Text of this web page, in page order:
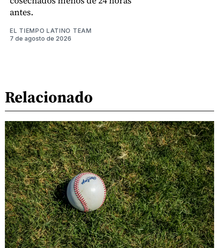
antes.
EL TIEMPO LATINO TEAM
7 de agosto de 2026
Relacionado